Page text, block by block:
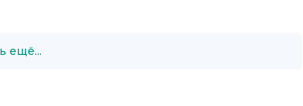
ещё...